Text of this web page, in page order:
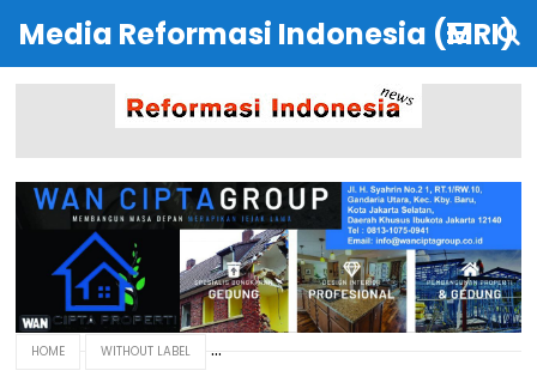
Media Reformasi Indonesia (MRI)
HOME WITHOUT LABEL